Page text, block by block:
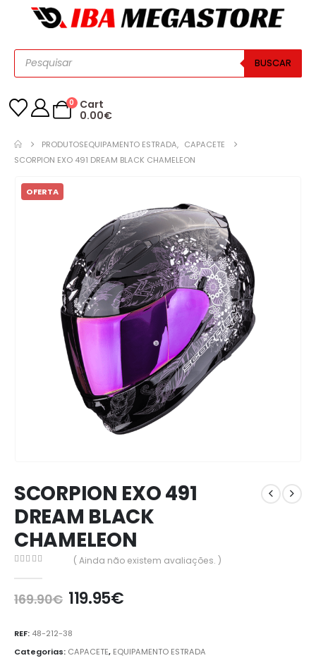
BUSCAR
0
Cart
0.00€
PRODUTOSEQUIPAMENTO ESTRADA, CAPACETE
SCORPION EXO 491 DREAM BLACK CHAMELEON
OFERTA
SCORPION EXO 491
DREAM BLACK
CHAMELEON
( Ainda não existem avaliações. )
169.90€ 119.95€
REF: 48-212-38
Categorias: CAPACETE, EQUIPAMENTO ESTRADA